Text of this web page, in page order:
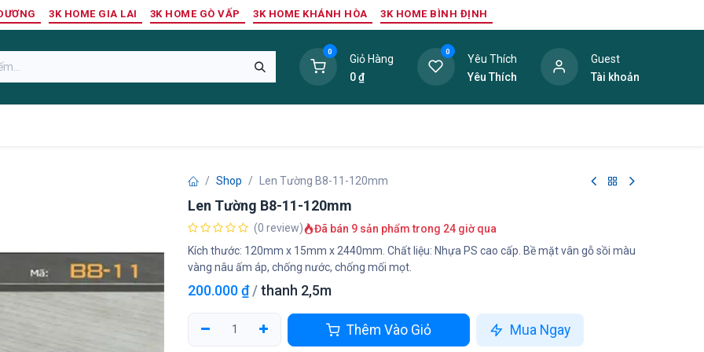
3K HOME GIA LAI 3K HOME GÒ VẤP 3K HOME KHÁNH HÒA 3K HOME BÌNH ĐỊNH
0
Giỏ Hàng
0₫
0
Yêu Thích
Yêu Thích
Guest
Tài khoản
Shop Len Tường B8-11-120mm
Len Tường B8-11-120mm
(0 review)
Đã bán 9 sản phẩm trong 24 giờ qua
Kích thước: 120mm x 15mm x 2440mm. Chất liệu: Nhựa PS cao cấp. Bề mặt vân gỗ sồi màu
vàng nâu ấm áp, chống nước, chống mối mọt.
200.000₫ /thanh 2,5m
Thêm Vào Giỏ Mua Ngay